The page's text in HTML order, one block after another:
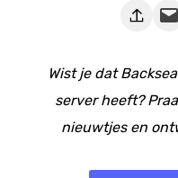
Deze pagina e-mailen
Wist je dat
server heeft?
nieuwtjes en